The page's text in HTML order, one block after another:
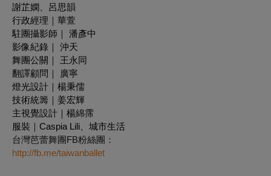
謝芷嫻、呂思韻
行政經理｜華萱
駐團攝影師｜ 潘彥中
影像紀錄｜ 沖天
舞團公關｜ 王永同
翻譯顧問｜ 廣寧
燈光設計｜楊秉儒
技術統籌｜姜宏輝
主視覺設計｜楊綿霈
服裝｜Caspia Lili、城市生活
台灣芭蕾舞團FB粉絲團：
http://fb.me/taiwanballet